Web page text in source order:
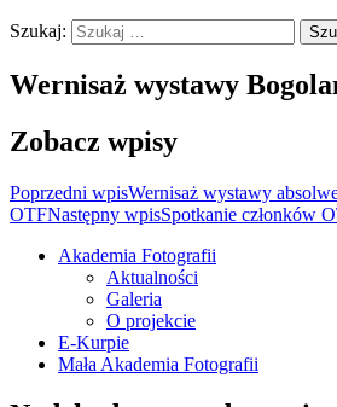
Szukaj:
Wernisaż wystawy
Zobacz wpisy
Poprzedni wpisWernisaż wystawy
OTFNastępny wpisSpotkanie członków
Oficjalna strona
Ostrołęckiego Towarzystwa
Fotograficznego
Akademia Fotografii
Aktualności
Galeria
O projekcie
E-Kurpie
Mała Akademia Fotografii